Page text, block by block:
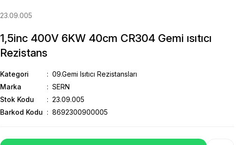
23.09.005
1,5inc 400V 6KW 40cm CR304 Gemi ısıtıcı
Rezistans
Kategori
09.Gemi Isıtıcı Rezistansları
Marka
SERN
Stok Kodu
23.09.005
Barkod Kodu
8692300900005